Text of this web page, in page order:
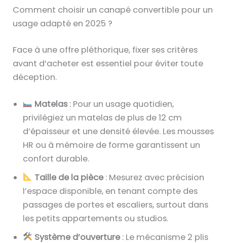
Comment choisir un canapé convertible pour un
usage adapté en 2025 ?
Face à une offre pléthorique, fixer ses critères
avant d’acheter est essentiel pour éviter toute
déception.
Matelas: Pour un usage quotidien,
privilégiez un matelas de plus de 12 cm
d’épaisseur et une densité élevée. Les mousses
HR ou à mémoire de forme garantissent un
confort durable.
Taille de la pièce: Mesurez avec précision
l’espace disponible, en tenant compte des
passages de portes et escaliers, surtout dans
les petits appartements ou studios.
Système d’ouverture: Le mécanisme 2 plis